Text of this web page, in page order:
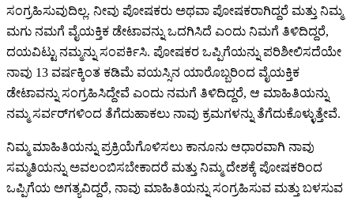
ಸಂಗ್ರಹಿಸುವುದಿಲ್ಲ. ನೀವು ಪೋಷಕರು ಅಥವಾ ಪೋಷಕರಾಗಿದ್ದರೆ ಮತ್ತು ನಿಮ್ಮ
ಮಗು ನಮಗೆ ವೈಯಕ್ತಿಕ ಡೇಟಾವನ್ನು ಒದಗಿಸಿದೆ ಎಂದು ನಿಮಗೆ ತಿಳಿದಿದ್ದರೆ,
ದಯವಿಟ್ಟು ನಮ್ಮನ್ನು ಸಂಪರ್ಕಿಸಿ. ಪೋಷಕರ ಒಪ್ಪಿಗೆಯನ್ನು ಪರಿಶೀಲಿಸದೆಯೇ
ನಾವು 13 ವರ್ಷಕ್ಕಿಂತ ಕಡಿಮೆ ವಯಸ್ಸಿನ ಯಾರೊಬ್ಬರಿಂದ ವೈಯಕ್ತಿಕ
ಡೇಟಾವನ್ನು ಸಂಗ್ರಹಿಸಿದ್ದೇವೆ ಎಂದು ನಮಗೆ ತಿಳಿದಿದ್ದರೆ, ಆ ಮಾಹಿತಿಯನ್ನು
ನಮ್ಮ ಸರ್ವರ್‌ಗಳಿಂದ ತೆಗೆದುಹಾಕಲು ನಾವು ಕ್ರಮಗಳನ್ನು ತೆಗೆದುಕೊಳ್ಳುತ್ತೇವೆ.
ನಿಮ್ಮ ಮಾಹಿತಿಯನ್ನು ಪ್ರಕ್ರಿಯೆಗೊಳಿಸಲು ಕಾನೂನು ಆಧಾರವಾಗಿ ನಾವು
ಸಮ್ಮತಿಯನ್ನು ಅವಲಂಬಿಸಬೇಕಾದರೆ ಮತ್ತು ನಿಮ್ಮ ದೇಶಕ್ಕೆ ಪೋಷಕರಿಂದ
ಒಪ್ಪಿಗೆಯ ಅಗತ್ಯವಿದ್ದರೆ, ನಾವು ಮಾಹಿತಿಯನ್ನು ಸಂಗ್ರಹಿಸುವ ಮತ್ತು ಬಳಸುವ